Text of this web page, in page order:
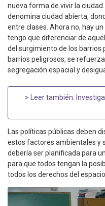
nueva forma de vivir la
denomina ciudad abierta,
entre clases. Ahora no, hay
tengo que diferenciar de
del surgimiento de los barrios
barrios peligrosos, se
segregación espacial y
> Leer también:
Las políticas públicas deben
estos factores ambientales y
debería ser planificada para
para que todos tengan la
todos los derechos del